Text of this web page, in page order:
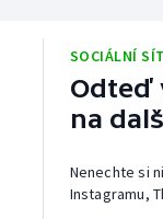
SOCIÁLNÍ
Odteď
na
Nenechte si
Instagramu,